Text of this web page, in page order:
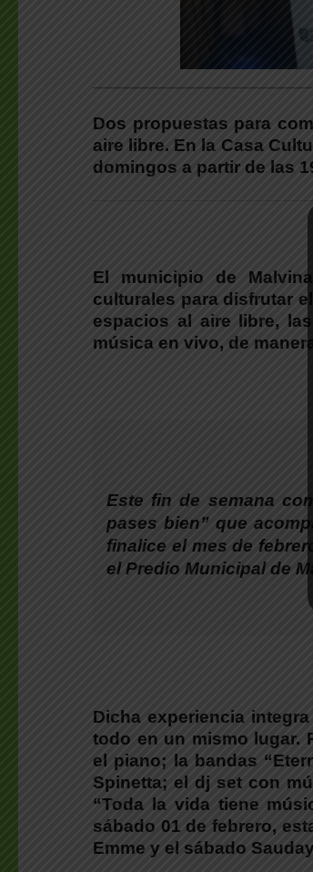
Dos propuestas para
aire libre. En la Casa
domingos a partir de las
El municipio de
culturales para disfrutar
espacios al aire libre,
música en vivo, de
Este fin de semana
pases bien” que
finalice el mes de
el Predio Municipal de
Dicha experiencia
todo en un mismo lugar.
el piano; la bandas
Spinetta; el dj set con
“Toda la vida tiene
sábado 01 de febrero,
Emme y el sábado